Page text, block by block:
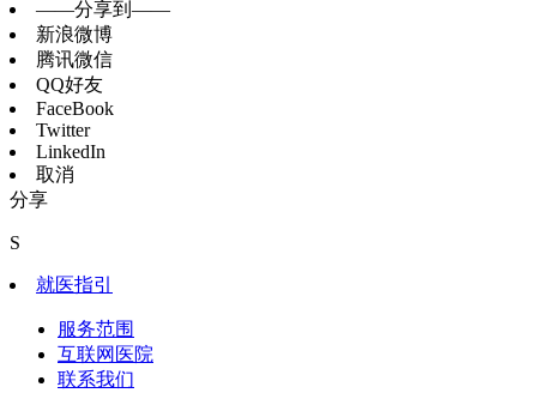
——分享到——
新浪微博
腾讯微信
QQ好友
FaceBook
Twitter
LinkedIn
取消
分享
S
就医指引
服务范围
互联网医院
联系我们